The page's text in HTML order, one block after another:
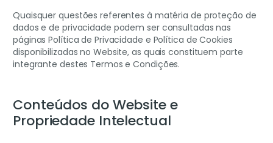
Quaisquer questões referentes à matéria de proteção de
dados e de privacidade podem ser consultadas nas
páginas Política de Privacidade e Política de Cookies
disponibilizadas no Website, as quais constituem parte
integrante destes Termos e Condições.
Conteúdos do Website e
Propriedade Intelectual